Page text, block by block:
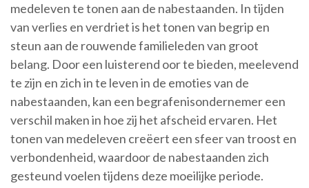
medeleven te tonen aan de nabestaanden. In tijden
van verlies en verdriet is het tonen van begrip en
steun aan de rouwende familieleden van groot
belang. Door een luisterend oor te bieden, meelevend
te zijn en zich in te leven in de emoties van de
nabestaanden, kan een begrafenisondernemer een
verschil maken in hoe zij het afscheid ervaren. Het
tonen van medeleven creëert een sfeer van troost en
verbondenheid, waardoor de nabestaanden zich
gesteund voelen tijdens deze moeilijke periode.